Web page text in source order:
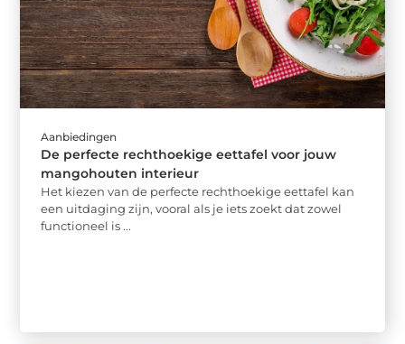
Aanbiedingen
De perfecte rechthoekige eettafel voor jouw
mangohouten interieur
Het kiezen van de perfecte rechthoekige eettafel kan
een uitdaging zijn, vooral als je iets zoekt dat zowel
functioneel is ...